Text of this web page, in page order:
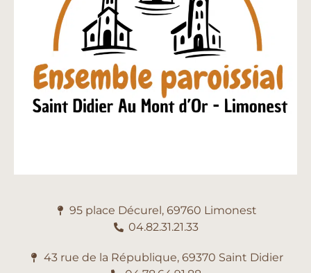
95 place Décurel, 69760 Limonest
04.82.31.21.33
43 rue de la République, 69370 Saint Didier